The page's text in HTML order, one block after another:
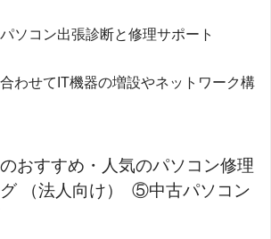
ソコン出張診断と修理サポート
わせてIT機器の増設やネットワーク構
おすすめ・人気のパソコン修理
（法人向け） ⑤中古パソコン